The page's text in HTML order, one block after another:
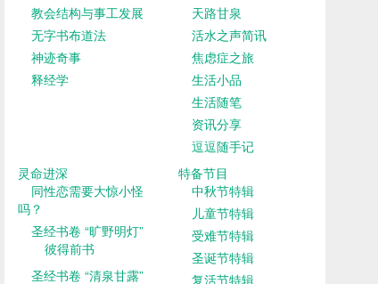
教会结构与事工发展
无字书布道法
神迹奇事
释经学
天路甘泉
活水之声简讯
焦虑症之旅
生活小品
生活随笔
资讯分享
逗逗随手记
灵命进深
同性恋需要大惊小怪
吗？
圣经书卷 “旷野明灯”
彼得前书
圣经书卷 “清泉甘露”
特备节目
中秋节特辑
儿童节特辑
受难节特辑
圣诞节特辑
复活节特辑